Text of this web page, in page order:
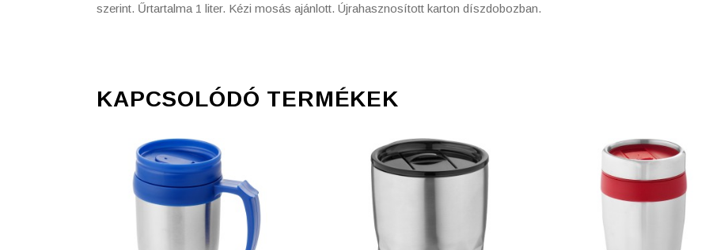
szerint. Űrtartalma 1 liter. Kézi mosás ajánlott. Újrahasznosított karton díszdobozban.
KAPCSOLÓDÓ TERMÉKEK